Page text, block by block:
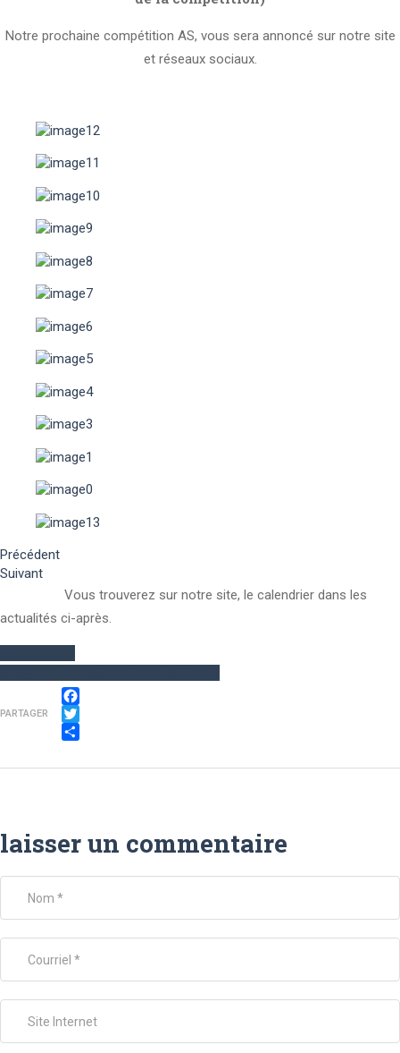
Notre prochaine compétition AS, vous sera annoncé sur notre site
et réseaux sociaux.
Précédent
Suivant
Vous trouverez sur notre site, le calendrier dans les
actualités ci-après.
PARTAGER
Facebook
Twitter
laisser un commentaire